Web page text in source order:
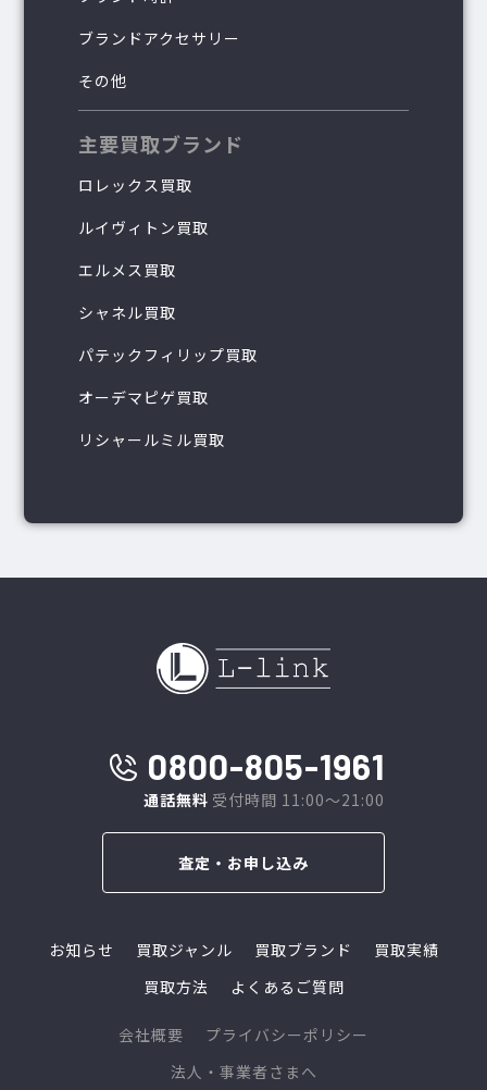
ブランドアクセサリー
その他
主要買取ブランド
ロレックス買取
ルイヴィトン買取
エルメス買取
シャネル買取
パテックフィリップ買取
オーデマピゲ買取
リシャールミル買取
0800-805-1961
通話無料 受付時間 11:00～21:00
査定・お申し込み
お知らせ 買取ジャンル 買取ブランド
買取実績
買取方法
よくあるご質問
会社概要
プライバシーポリシー
法人・事業者さまへ